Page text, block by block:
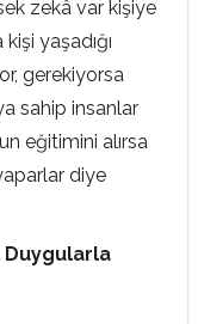
zekâ var kişiye
yaşadığı
gerekiyorsa
sahip insanlar
eğitimini alırsa
diye
Duygularla